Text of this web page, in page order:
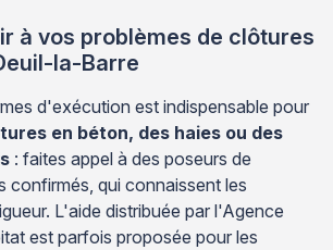
à vos problèmes de clôtures
la-Barre
d'exécution est indispensable pour
en béton, des haies ou des
: faites appel à des poseurs de
confirmés, qui connaissent les
L'aide distribuée par l'Agence
est parfois proposée pour les